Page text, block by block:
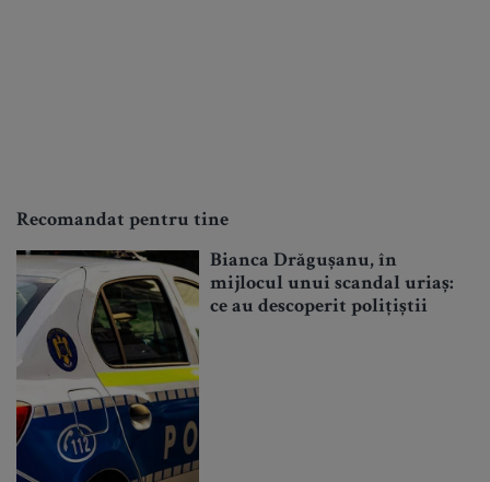
Recomandat pentru tine
Bianca Drăgușanu, în
mijlocul unui scandal uriaș:
ce au descoperit polițiștii